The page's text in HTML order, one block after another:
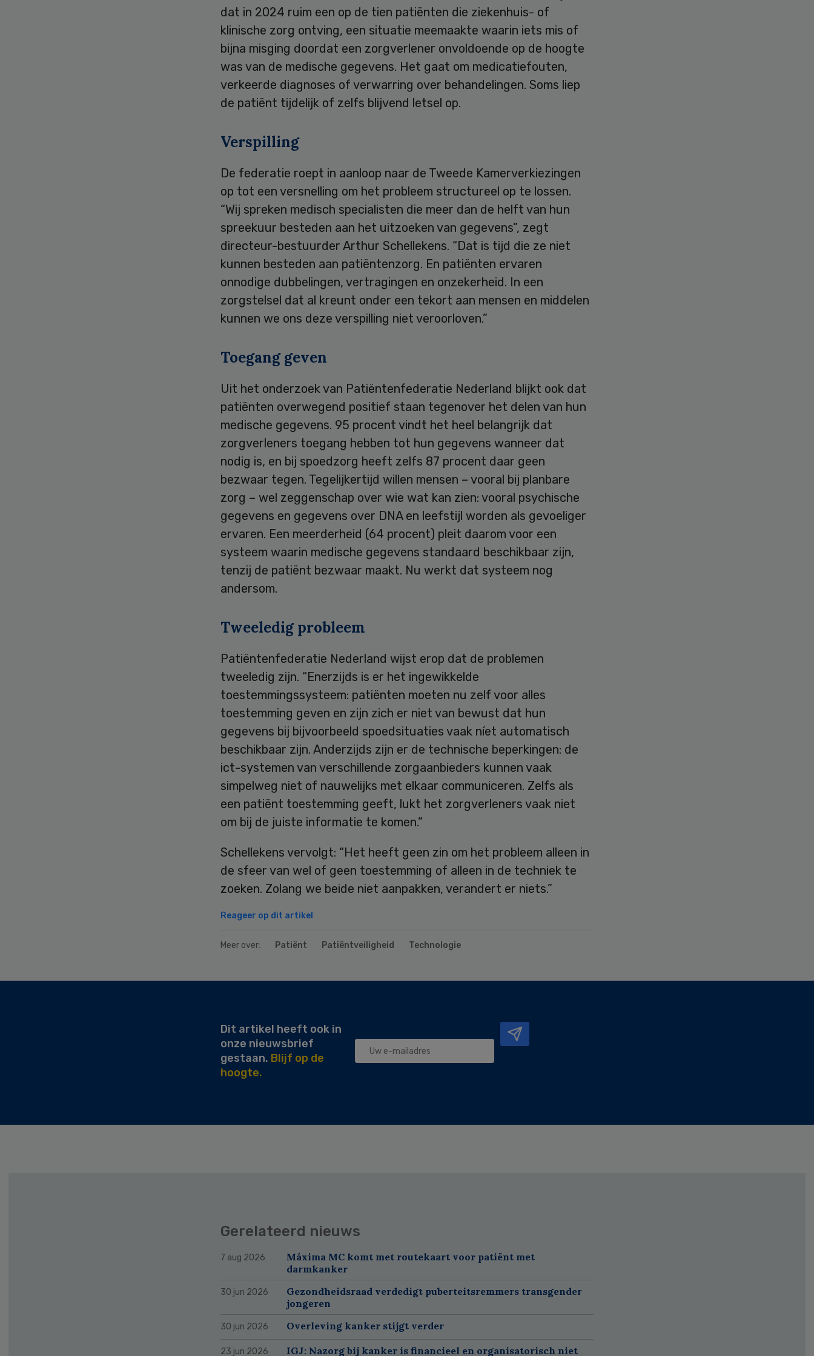
dat in 2024 ruim een op de tien patiënten die ziekenhuis- of
klinische zorg ontving, een situatie meemaakte waarin iets mis of
bijna misging doordat een zorgverlener onvoldoende op de hoogte
was van de medische gegevens. Het gaat om medicatiefouten,
verkeerde diagnoses of verwarring over behandelingen. Soms liep
de patiënt tijdelijk of zelfs blijvend letsel op.
Verspilling
De federatie roept in aanloop naar de Tweede Kamerverkiezingen
op tot een versnelling om het probleem structureel op te lossen.
“Wij spreken medisch specialisten die meer dan de helft van hun
spreekuur besteden aan het uitzoeken van gegevens”, zegt
directeur-bestuurder Arthur Schellekens. “Dat is tijd die ze niet
kunnen besteden aan patiëntenzorg. En patiënten ervaren
onnodige dubbelingen, vertragingen en onzekerheid. In een
zorgstelsel dat al kreunt onder een tekort aan mensen en middelen
kunnen we ons deze verspilling niet veroorloven.”
Toegang geven
Uit het onderzoek van Patiëntenfederatie Nederland blijkt ook dat
patiënten overwegend positief staan tegenover het delen van hun
medische gegevens. 95 procent vindt het heel belangrijk dat
zorgverleners toegang hebben tot hun gegevens wanneer dat
nodig is, en bij spoedzorg heeft zelfs 87 procent daar geen
bezwaar tegen. Tegelijkertijd willen mensen – vooral bij planbare
zorg – wel zeggenschap over wie wat kan zien: vooral psychische
gegevens en gegevens over DNA en leefstijl worden als gevoeliger
ervaren. Een meerderheid (64 procent) pleit daarom voor een
systeem waarin medische gegevens standaard beschikbaar zijn,
tenzij de patiënt bezwaar maakt. Nu werkt dat systeem nog
andersom.
Tweeledig probleem
Patiëntenfederatie Nederland wijst erop dat de problemen
tweeledig zijn. “Enerzijds is er het ingewikkelde
toestemmingssysteem: patiënten moeten nu zelf voor alles
toestemming geven en zijn zich er niet van bewust dat hun
gegevens bij bijvoorbeeld spoedsituaties vaak níet automatisch
beschikbaar zijn. Anderzijds zijn er de technische beperkingen: de
ict-systemen van verschillende zorgaanbieders kunnen vaak
simpelweg niet of nauwelijks met elkaar communiceren. Zelfs als
een patiënt toestemming geeft, lukt het zorgverleners vaak niet
om bij de juiste informatie te komen.”
Schellekens vervolgt: “Het heeft geen zin om het probleem alleen in
de sfeer van wel of geen toestemming of alleen in de techniek te
zoeken. Zolang we beide niet aanpakken, verandert er niets.”
Reageer op dit artikel
Meer over: Patiënt Patiëntveiligheid Technologie
Secondary
Dit artikel heeft ook in
onze nieuwsbrief
gestaan. Blijf op de
hoogte.
Gerelateerd nieuws
7 aug 2026
Máxima MC komt met routekaart voor patiënt met
darmkanker
30 jun 2026
Gezondheidsraad verdedigt puberteitsremmers transgender
jongeren
30 jun 2026 Overleving kanker stijgt verder
23 jun 2026 IGJ: Nazorg bij kanker is financieel en organisatorisch niet